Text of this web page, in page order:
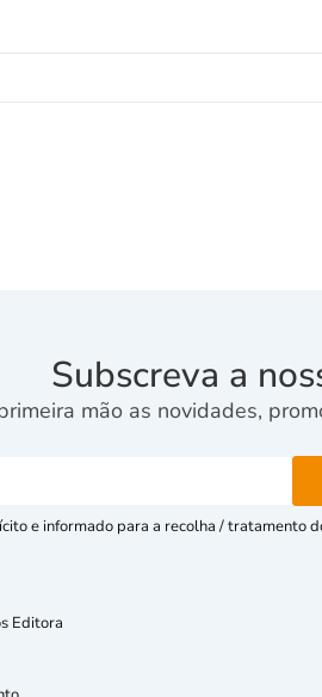
Subscreva a
mão as novidades,
e informado para a recolha / tratamento
Editora